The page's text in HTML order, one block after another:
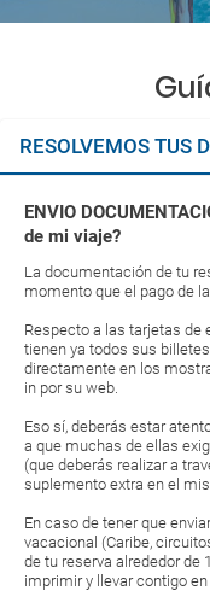
RESOLVEMOS TUS
ENVIO
de mi viaje?
La documentación de tu
momento que el pago de
Respecto a las tarjetas de
tienen ya todos sus
directamente en los
in por su web.
Eso sí, deberás estar
a que muchas de ellas
(que deberás realizar a
suplemento extra en el
En caso de tener que
vacacional (Caribe,
de tu reserva alrededor de
imprimir y llevar contigo en